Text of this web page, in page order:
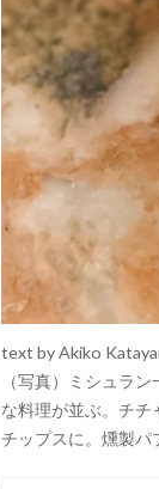
text by Akiko
（写真）ミシュラ
な料理が並ぶ。チ
チップスに。燻製パ